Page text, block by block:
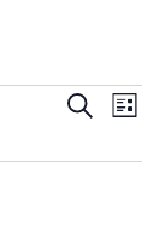
de
Buscar
Lista